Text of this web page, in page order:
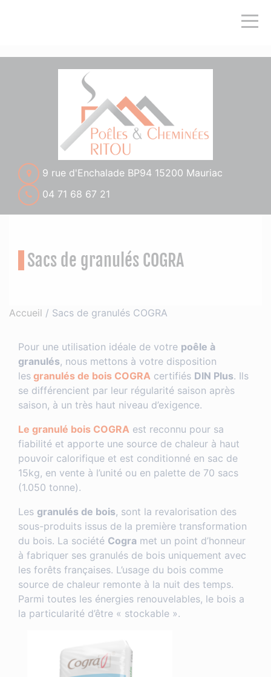
9 rue d'Enchalade BP94 15200 Mauriac
04 71 68 67 21
Sacs de granulés COGRA
Accueil / Sacs de granulés COGRA
Pour une utilisation idéale de votre poêle à
granulés, nous mettons à votre disposition
les granulés de bois COGRA certifiés DIN Plus. Ils
se différencient par leur régularité saison après
saison, à un très haut niveau d’exigence.
Le granulé bois COGRA est reconnu pour sa
fiabilité et apporte une source de chaleur à haut
pouvoir calorifique et est conditionné en sac de
15kg, en vente à l’unité ou en palette de 70 sacs
(1.050 tonne).
Les granulés de bois, sont la revalorisation des
sous-produits issus de la première transformation
du bois. La société Cogra met un point d’honneur
à fabriquer ses granulés de bois uniquement avec
les forêts françaises. L’usage du bois comme
source de chaleur remonte à la nuit des temps.
Parmi toutes les énergies renouvelables, le bois a
la particularité d’être « stockable ».